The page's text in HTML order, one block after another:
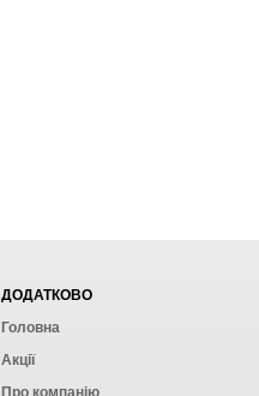
ДОДАТКОВО
Головна
Акції
Про компанію